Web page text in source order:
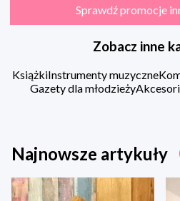
Sprawdź promocje
Zobacz inne
KsiążkiInstrumenty muzyczne
Gazety dla młodzieży
Najnowsze artykuły